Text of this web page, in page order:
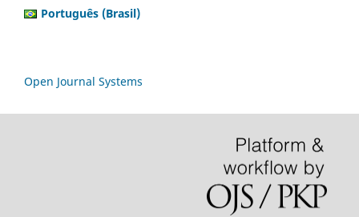
Português (Brasil)
Open Journal Systems